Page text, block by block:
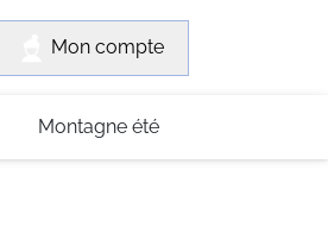
Mon compte
Montagne été